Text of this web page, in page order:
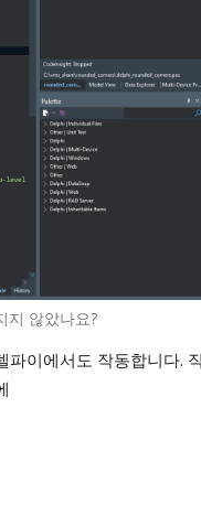
지 않았나요?
파이에서도 작동합니다.